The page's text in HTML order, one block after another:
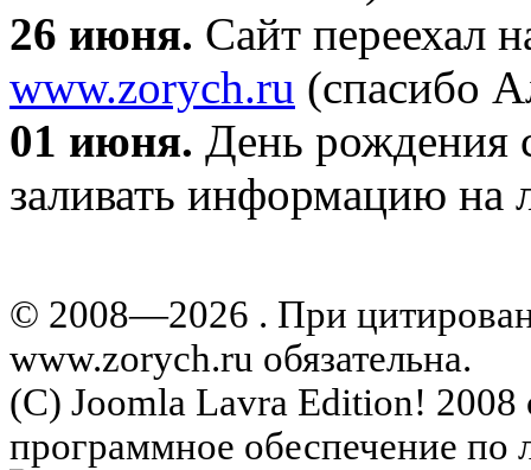
26 июня. Сайт переехал
www.zorych.ru (спасибо
01 июня. День рождения
заливать информацию на
© 2008—2026 . При
www.zorych.ru обязательна.
(C) Joomla Lavra Edition! 2008
программное обеспечение по